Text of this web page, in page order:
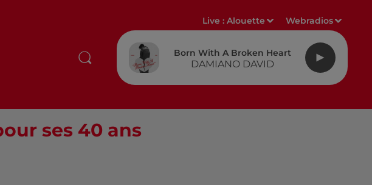
Live :Alouette Webradios
Born With A Broken Heart
DAMIANO DAVID
ses 40 ans